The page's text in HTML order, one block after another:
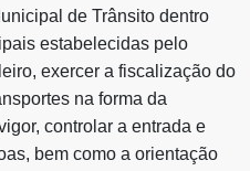
de Trânsito dentro
estabelecidas pelo
exercer a fiscalização do
na forma da
controlar a entrada e
bem como a orientação